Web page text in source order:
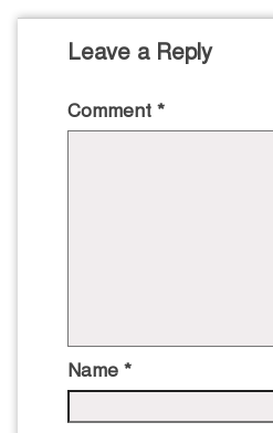
Leave a Reply
Comment *
Name *